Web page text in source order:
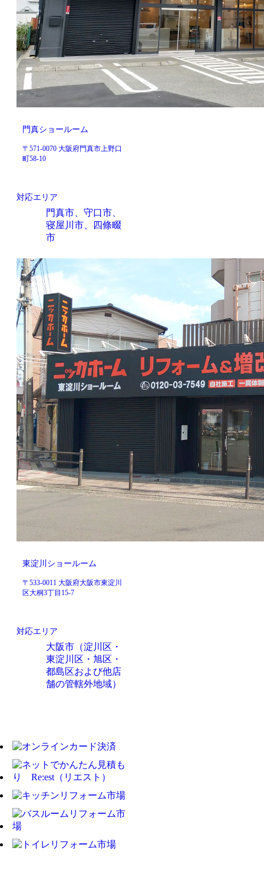
門真ショールーム
〒571-0070 大阪府門真市上野口
町58-10
対応エリア
門真市、守口市、
寝屋川市、四條畷
市
東淀川ショールーム
〒533-0011 大阪府大阪市東淀川
区大桐3丁目15-7
対応エリア
大阪市（淀川区・
東淀川区・旭区・
都島区および他店
舗の管轄外地域）